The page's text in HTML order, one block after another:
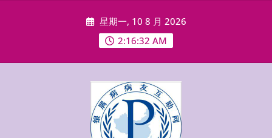
星期一, 10 8 月 2026
2:16:33 AM